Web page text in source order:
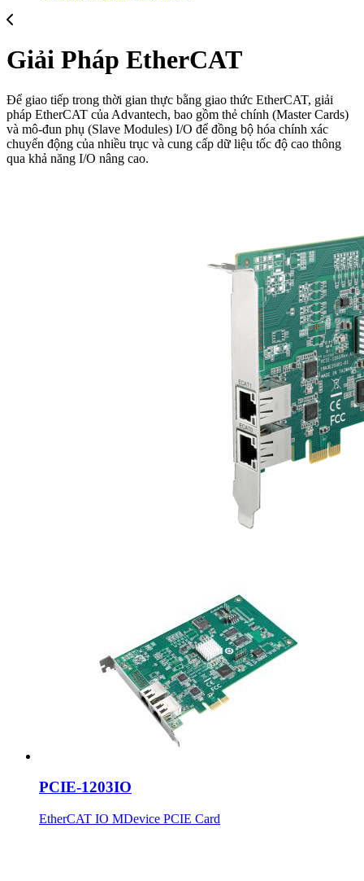
Giải Pháp EtherCAT
Để giao tiếp trong thời gian thực bằng giao thức EtherCAT, giải
pháp EtherCAT của Advantech, bao gồm thẻ chính (Master Cards)
và mô-đun phụ (Slave Modules) I/O để đồng bộ hóa chính xác
chuyển động của nhiều trục và cung cấp dữ liệu tốc độ cao thông
qua khả năng I/O nâng cao.
PCIE-1203IO
EtherCAT IO MDevice PCIE Card